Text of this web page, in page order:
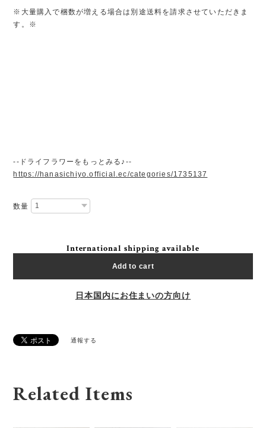
※大量購入で梱数が増える場合は別途送料を請求させていただきま
す。※
--ドライフラワーをもっとみる♪--
https://hanasichiyo.official.ec/categories/1735137
数量
International shipping available
Add to cart
日本国内にお住まいの方向け
通報する
Related Items